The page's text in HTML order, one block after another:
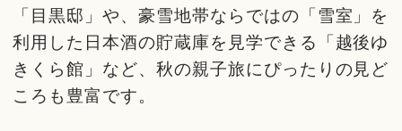
「目黒邸」や、豪雪地帯ならではの「雪室」を
利用した日本酒の貯蔵庫を見学できる「越後ゆ
きくら館」など、秋の親子旅にぴったりの見ど
ころも豊富です。